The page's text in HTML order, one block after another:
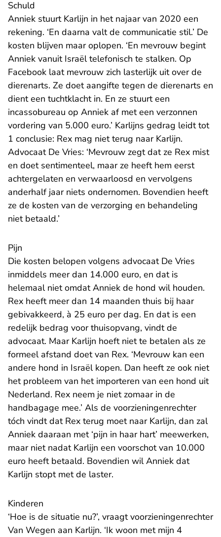
Schuld
Anniek stuurt Karlijn in het najaar van 2020 een
rekening. ‘En daarna valt de communicatie stil.’ De
kosten blijven maar oplopen. ‘En mevrouw begint
Anniek vanuit Israël telefonisch te stalken. Op
Facebook laat mevrouw zich lasterlijk uit over de
dierenarts. Ze doet aangifte tegen de dierenarts en
dient een tuchtklacht in. En ze stuurt een
incassobureau op Anniek af met een verzonnen
vordering van 5.000 euro.’ Karlijns gedrag leidt tot
1 conclusie: Rex mag niet terug naar Karlijn.
Advocaat De Vries: ‘Mevrouw zegt dat ze Rex mist
en doet sentimenteel, maar ze heeft hem eerst
achtergelaten en verwaarloosd en vervolgens
anderhalf jaar niets ondernomen. Bovendien heeft
ze de kosten van de verzorging en behandeling
niet betaald.’
Pijn
Die kosten belopen volgens advocaat De Vries
inmiddels meer dan 14.000 euro, en dat is
helemaal niet omdat Anniek de hond wil houden.
Rex heeft meer dan 14 maanden thuis bij haar
gebivakkeerd, à 25 euro per dag. En dat is een
redelijk bedrag voor thuisopvang, vindt de
advocaat. Maar Karlijn hoeft niet te betalen als ze
formeel afstand doet van Rex. ‘Mevrouw kan een
andere hond in Israël kopen. Dan heeft ze ook niet
het probleem van het importeren van een hond uit
Nederland. Rex neem je niet zomaar in de
handbagage mee.’ Als de voorzieningenrechter
tóch vindt dat Rex terug moet naar Karlijn, dan zal
Anniek daaraan met ‘pijn in haar hart’ meewerken,
maar niet nadat Karlijn een voorschot van 10.000
euro heeft betaald. Bovendien wil Anniek dat
Karlijn stopt met de laster.
Kinderen
‘Hoe is de situatie nu?’, vraagt voorzieningenrechter
Van Wegen aan Karlijn. ‘Ik woon met mijn 4